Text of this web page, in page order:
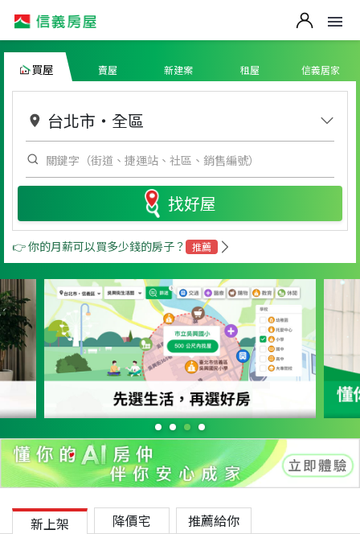
買屋 賣屋 新建案 租屋 信義居家
台北市 ・ 全區
找好屋
👉 你的月薪可以買多少錢的房子？ 推薦
新上架 降價宅 推薦給你